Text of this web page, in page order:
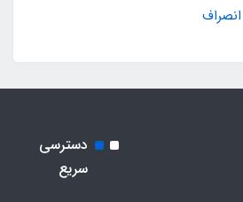
انصراف
دسترسی
سریع